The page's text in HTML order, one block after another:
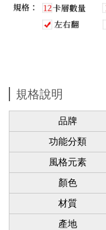
規格說明
品牌
功能分類
風格元素
顏色
材質
產地